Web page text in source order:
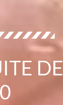
DE